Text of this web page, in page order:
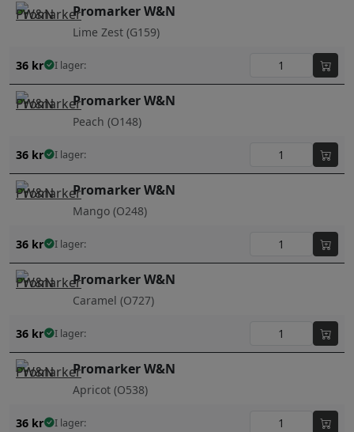
Promarker W&N
Lime Zest (G159)
36 kr I lager:
Promarker W&N
Peach (O148)
36 kr I lager:
Promarker W&N
Mango (O248)
36 kr I lager:
Promarker W&N
Caramel (O727)
36 kr I lager:
Promarker W&N
Apricot (O538)
36 kr I lager: